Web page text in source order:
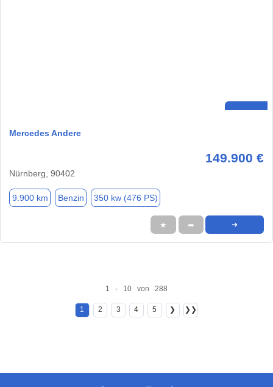
Mercedes Andere
149.900 €
Nürnberg, 90402
9.900 km Benzin 350 kw (476 PS)
★ ➦ ➜
1 - 10 von 288
1 2 3 4 5 ❯ ❯❯